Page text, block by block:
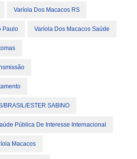
Varíola Dos Macacos RS
Paulo Varíola Dos Macacos Saúde
BRASIL/ESTER SABINO
Pública De Interesse Internacional
Macacos